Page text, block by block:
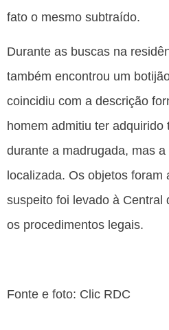
fato o mesmo subtraído.
Durante as buscas na
também encontrou um
coincidiu com a descrição
homem admitiu ter
durante a madrugada, mas
localizada. Os objetos foram
suspeito foi levado à Central
os procedimentos legais.
Fonte e foto: Clic RDC